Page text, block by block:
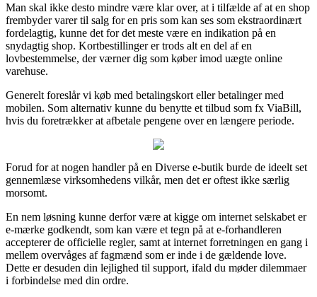
Man skal ikke desto mindre være klar over, at i tilfælde af at en shop
frembyder varer til salg for en pris som kan ses som ekstraordinært
fordelagtig, kunne det for det meste være en indikation på en
snydagtig shop. Kortbestillinger er trods alt en del af en
lovbestemmelse, der værner dig som køber imod uægte online
varehuse.
Generelt foreslår vi køb med betalingskort eller betalinger med
mobilen. Som alternativ kunne du benytte et tilbud som fx ViaBill,
hvis du foretrækker at afbetale pengene over en længere periode.
Forud for at nogen handler på en Diverse e-butik burde de ideelt set
gennemlæse virksomhedens vilkår, men det er oftest ikke særlig
morsomt.
En nem løsning kunne derfor være at kigge om internet selskabet er
e-mærke godkendt, som kan være et tegn på at e-forhandleren
accepterer de officielle regler, samt at internet forretningen en gang i
mellem overvåges af fagmænd som er inde i de gældende love.
Dette er desuden din lejlighed til support, ifald du møder dilemmaer
i forbindelse med din ordre.